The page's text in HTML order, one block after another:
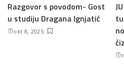
Razgovor s povodom- Gost
u studiju Dragana Ignjatić
okt 8, 2025